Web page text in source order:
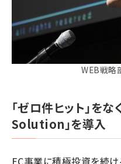
WEB戦略
「ゼロ件ヒット」を
Solution」を導入
EC事業に積極投資を続け